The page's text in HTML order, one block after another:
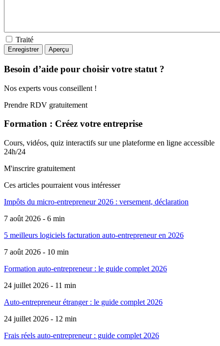
Traité
Besoin d’aide pour choisir votre statut ?
Nos experts vous conseillent !
Prendre RDV gratuitement
Formation : Créez votre entreprise
Cours, vidéos, quiz interactifs sur une plateforme en ligne accessible
24h/24
M'inscrire gratuitement
Ces articles pourraient vous intéresser
Impôts du micro-entrepreneur 2026 : versement, déclaration
7 août 2026 - 6 min
5 meilleurs logiciels facturation auto-entrepreneur en 2026
7 août 2026 - 10 min
Formation auto-entrepreneur : le guide complet 2026
24 juillet 2026 - 11 min
Auto-entrepreneur étranger : le guide complet 2026
24 juillet 2026 - 12 min
Frais réels auto-entrepreneur : guide complet 2026